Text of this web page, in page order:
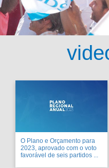
O Plano e Orçamento para
2023, aprovado com o voto
favorável de seis partidos ...